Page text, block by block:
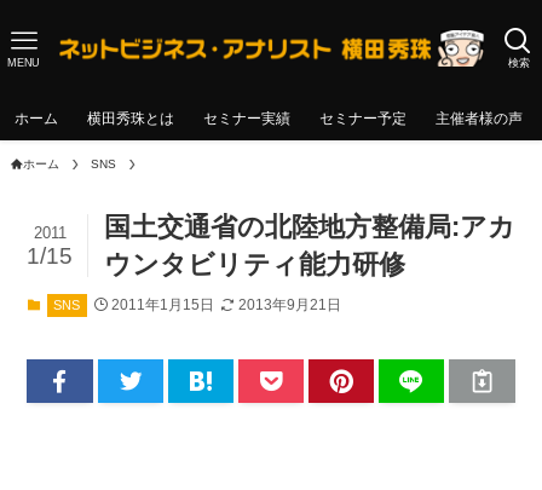
検索
MENU
ホーム 横田秀珠とは セミナー実績 セミナー予定 主催者様の声
ホーム SNS
国土交通省の北陸地方整備局:アカ
ウンタビリティ能力研修
2011
1/15
SNS 2011年1月15日 2013年9月21日